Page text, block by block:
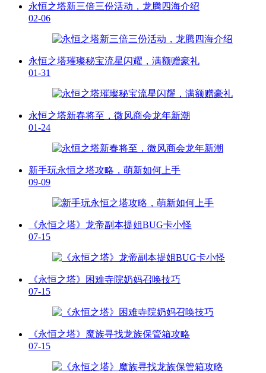
永恒之塔新三倍三份活动，龙腾四海介绍
02-06
永恒之塔璀璨秘宝流星闪耀，满额赠豪礼
01-31
永恒之塔新春将至，微风商会龙年新潮
01-24
新手玩永恒之塔攻略，萌新如何上手
09-09
《永恒之塔》龙帝副本提姐BUG卡小怪
07-15
《永恒之塔》困难寺院奶妈召唤技巧
07-15
《永恒之塔》魔族寻找龙族保管箱攻略
07-15